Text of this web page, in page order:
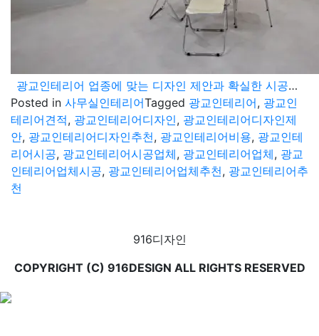
광교인테리어 업종에 맞는 디자인 제안과 확실한 시공은 이곳입니다.
Posted in 사무실인테리어Tagged 광교인테리어, 광교인
테리어견적, 광교인테리어디자인, 광교인테리어디자인제
안, 광교인테리어디자인추천, 광교인테리어비용, 광교인테
리어시공, 광교인테리어시공업체, 광교인테리어업체, 광교
인테리어업체시공, 광교인테리어업체추천, 광교인테리어추
천
916디자인
COPYRIGHT (C) 916DESIGN ALL RIGHTS RESERVED